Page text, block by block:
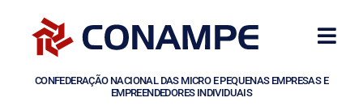
CONFEDERAÇÃO NACIONAL DAS MICRO E PEQUENAS EMPRESAS E
EMPREENDEDORES INDIVIDUAIS